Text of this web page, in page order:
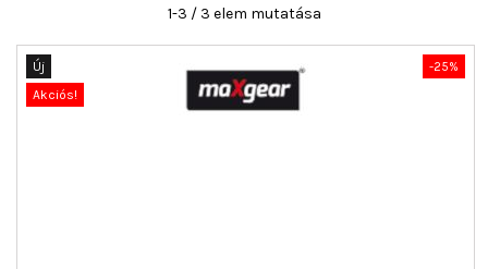
1-3 / 3 elem mutatása
-25%
Új
Akciós!